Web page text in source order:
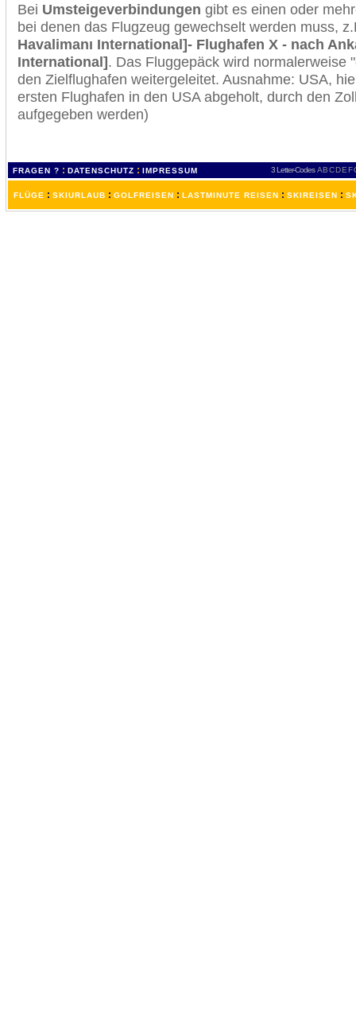
Bei Umsteigeverbindungen gibt es einen oder
bei denen das Flugzeug gewechselt werden muss,
Havalimanı International]- Flughafen X - nach
International]. Das Fluggepäck wird normalerweise
den Zielflughafen weitergeleitet. Ausnahme: USA,
ersten Flughafen in den USA abgeholt, durch den
aufgegeben werden)
FRAGEN ? : DATENSCHUTZ : IMPRESSUM 3 Letter-Codes ABCDEF
FLÜGE : SKIURLAUB : GOLFREISEN : LASTMINUTE REISEN : SKIREISEN :